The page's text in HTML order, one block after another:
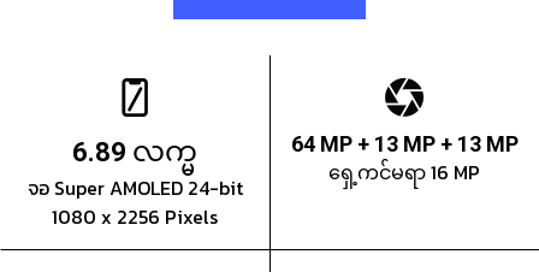
6.89 လက္မ
จอ Super AMOLED 24-bit
1080 x 2256 Pixels
64 MP + 13 MP + 13 MP
ရှေ့ကင်မရာ 16 MP